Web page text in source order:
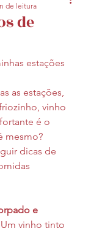
de
de leitura
estações
as estações,
vinho
é o
mesmo?
dicas de
e
Um vinho tinto